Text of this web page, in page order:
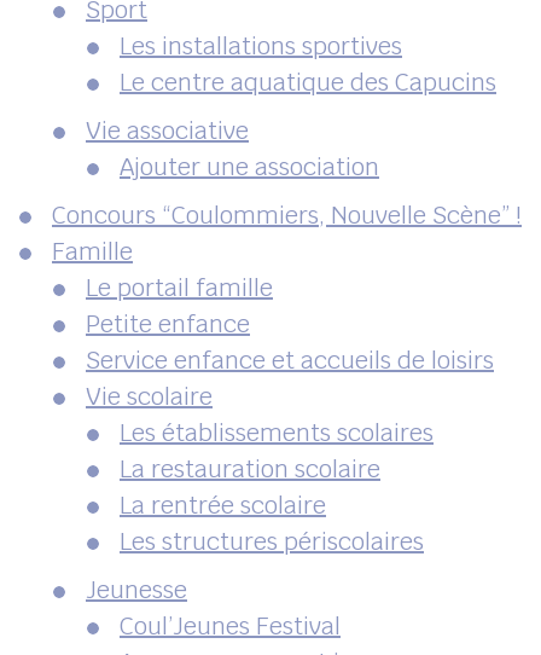
Sport
Les installations sportives
Le centre aquatique des Capucins
Vie associative
Ajouter une association
Concours “Coulommiers, Nouvelle Scène” !
Famille
Le portail famille
Petite enfance
Service enfance et accueils de loisirs
Vie scolaire
Les établissements scolaires
La restauration scolaire
La rentrée scolaire
Les structures périscolaires
Jeunesse
Coul’Jeunes Festival